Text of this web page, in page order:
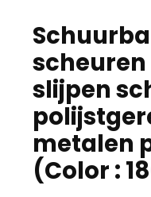
slijpen
metalen
(Color :